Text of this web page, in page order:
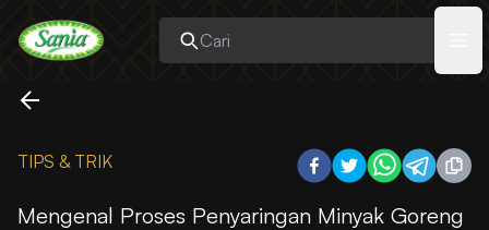
Sania
TIPS & TRIK
Mengenal Proses Penyaringan Minyak Goreng